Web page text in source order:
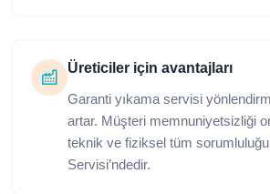
Üreticiler için avantajları
Garanti yıkama servisi
artar. Müşteri memnuniyetsizliği
teknik ve fiziksel tüm sorumluluğu
Servisi’ndedir.